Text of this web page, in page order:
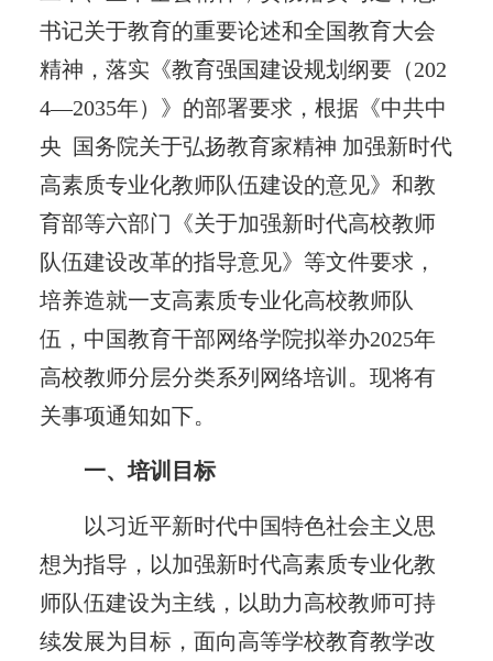
书记关于教育的重要论述和全国教育大会
精神，落实《教育强国建设规划纲要（202
4—2035年）》的部署要求，根据《中共中
央 国务院关于弘扬教育家精神 加强新时代
高素质专业化教师队伍建设的意见》和教
育部等六部门《关于加强新时代高校教师
队伍建设改革的指导意见》等文件要求，
培养造就一支高素质专业化高校教师队
伍，中国教育干部网络学院拟举办2025年
高校教师分层分类系列网络培训。现将有
关事项通知如下。
一、培训目标
以习近平新时代中国特色社会主义思
想为指导，以加强新时代高素质专业化教
师队伍建设为主线，以助力高校教师可持
续发展为目标，面向高等学校教育教学改